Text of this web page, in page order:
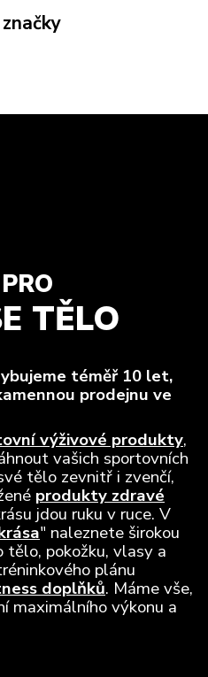
TĚLO
téměř 10 let,
prodejnu ve
výživové produkty,
vašich sportovních
tělo zevnitř i zvenčí,
produkty zdravé
jdou ruku v ruce. V
" naleznete širokou
tělo, pokožku, vlasy a
plánu
doplňků. Máme vše,
maximálního výkonu a